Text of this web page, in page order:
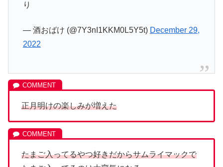
り
— 酒おばけ (@7Y3nI1KKM0L5Y5t) December 29,
2022
正月明けの楽しみが増えた
たまご入ってるやつ好きだからサムライマックで